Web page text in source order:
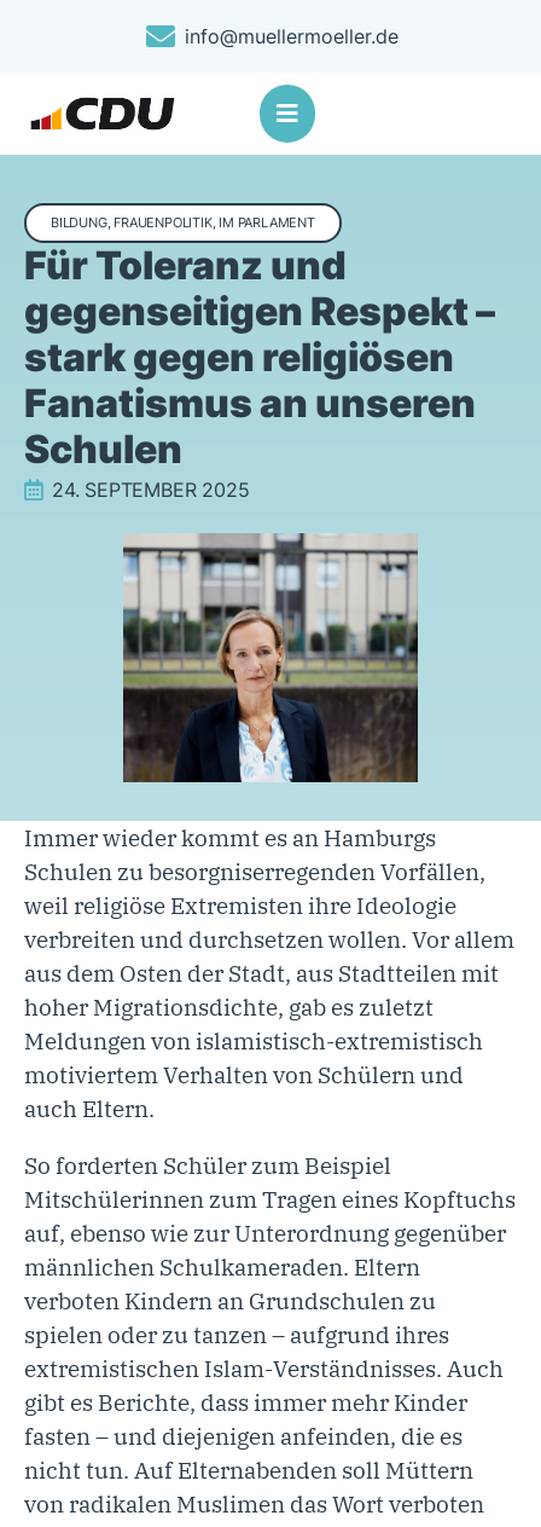
info@muellermoeller.de
BILDUNG, FRAUENPOLITIK, IM PARLAMENT
Für Toleranz und
gegenseitigen Respekt –
stark gegen religiösen
Fanatismus an unseren
Schulen
24. SEPTEMBER 2025
Immer wieder kommt es an Hamburgs
Schulen zu besorgniserregenden Vorfällen,
weil religiöse Extremisten ihre Ideologie
verbreiten und durchsetzen wollen. Vor allem
aus dem Osten der Stadt, aus Stadtteilen mit
hoher Migrationsdichte, gab es zuletzt
Meldungen von islamistisch-extremistisch
motiviertem Verhalten von Schülern und
auch Eltern.
So forderten Schüler zum Beispiel
Mitschülerinnen zum Tragen eines Kopftuchs
auf, ebenso wie zur Unterordnung gegenüber
männlichen Schulkameraden. Eltern
verboten Kindern an Grundschulen zu
spielen oder zu tanzen – aufgrund ihres
extremistischen Islam-Verständnisses. Auch
gibt es Berichte, dass immer mehr Kinder
fasten – und diejenigen anfeinden, die es
nicht tun. Auf Elternabenden soll Müttern
von radikalen Muslimen das Wort verboten